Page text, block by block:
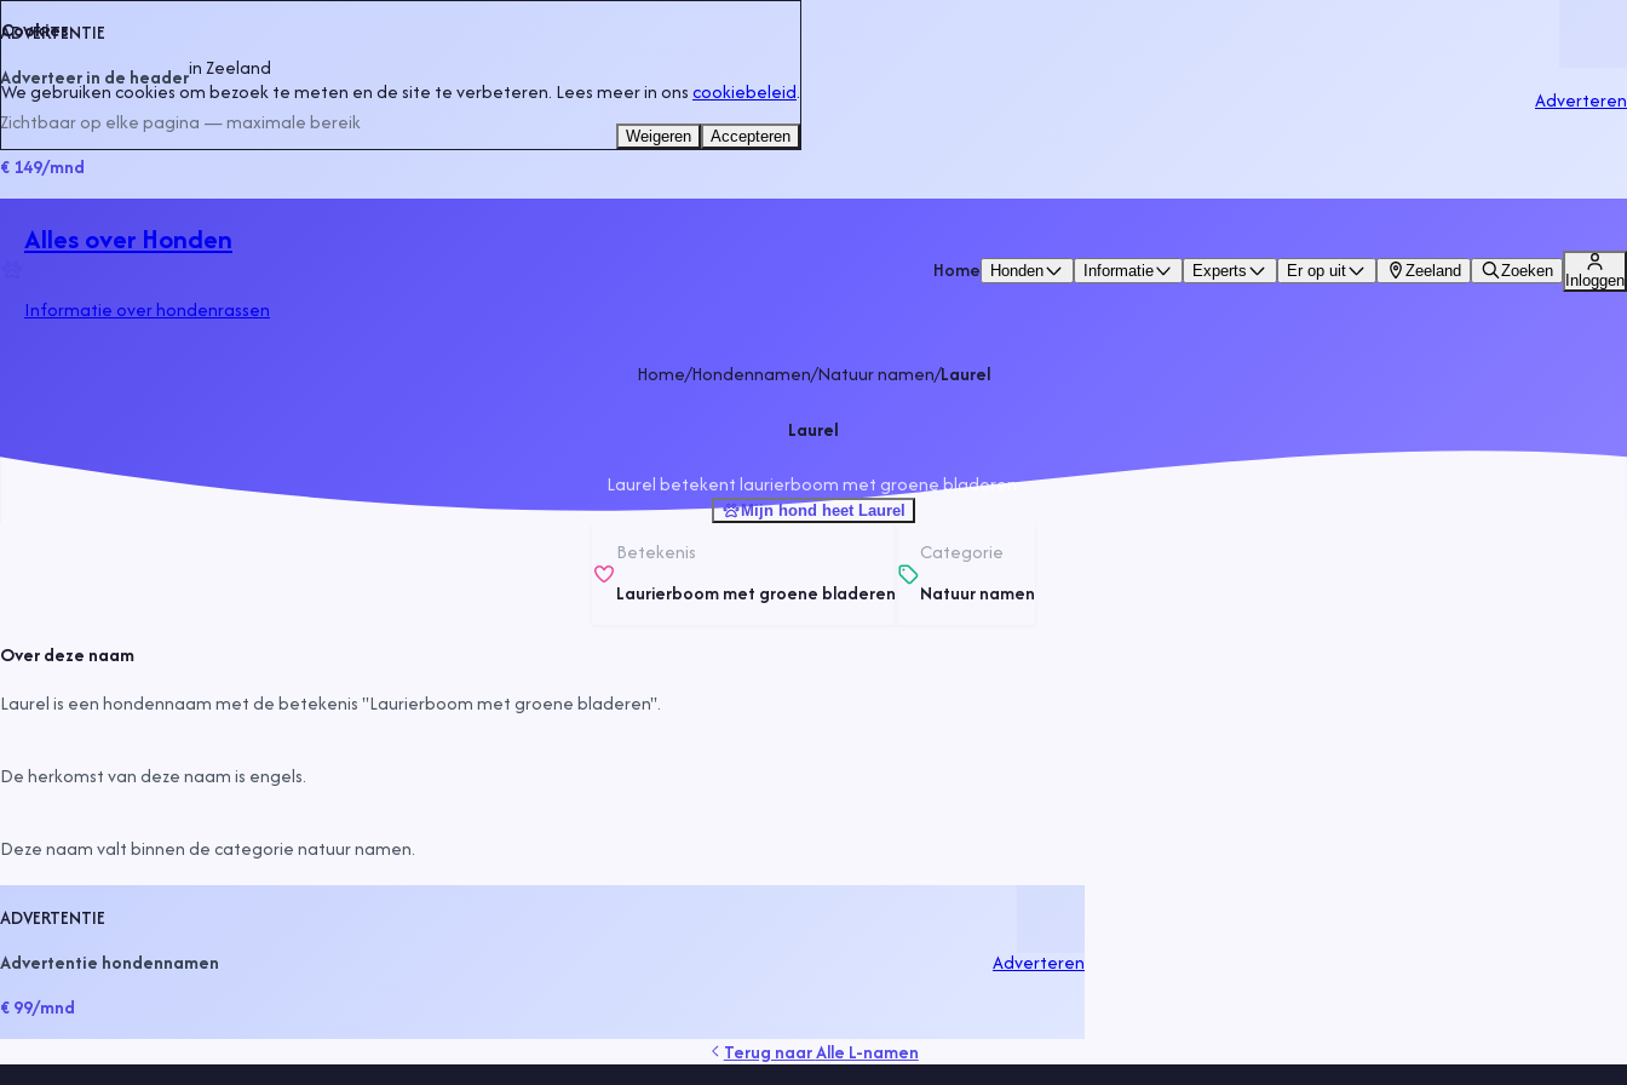
ADVERTENTIE
Adverteer in de headerinZeeland
Zichtbaar op elke pagina — maximale bereik
€ 149/mnd
Adverteren
Alles over Honden
Informatie over hondenrassen
Home Honden Informatie Experts Er op uit Zeeland Zoeken
Inloggen
Home/Hondennamen/Natuur namen/Laurel
Laurel
Laurel betekent laurierboom met groene bladeren.
Mijn hond heet Laurel
Betekenis
Laurierboom met groene bladeren
Categorie
Natuur namen
Over deze naam
Laurel is een hondennaam met de betekenis "Laurierboom met groene bladeren".
De herkomst van deze naam is engels.
Deze naam valt binnen de categorienatuur namen.
ADVERTENTIE
Advertentie hondennamen
€ 99/mnd
Adverteren
Terug naarAlle L-namen
Cookies
We gebruiken cookies om bezoek te meten en de site te verbeteren. Lees meer in onscookiebeleid.
Weigeren Accepteren